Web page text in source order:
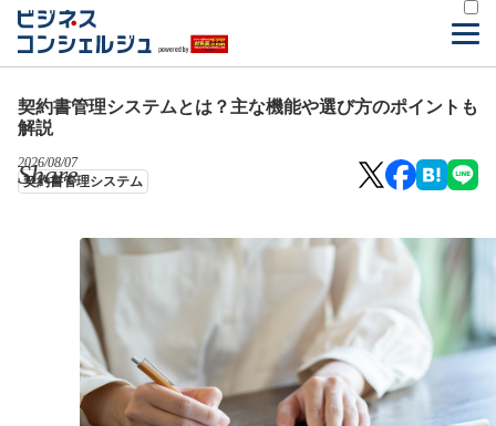
契約書管理システムとは？主な機能や選び方のポイントも
解説
2026/08/07
契約書管理システム
Share